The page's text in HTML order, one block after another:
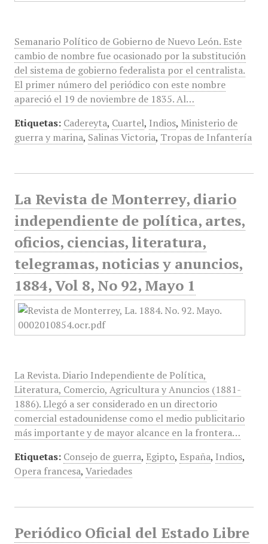
Semanario Político de Gobierno de Nuevo León. Este
cambio de nombre fue ocasionado por la substitución
del sistema de gobierno federalista por el centralista.
El primer número del periódico con este nombre
apareció el 19 de noviembre de 1835. Al…
Etiquetas: Cadereyta, Cuartel, Indios, Ministerio de
guerra y marina, Salinas Victoria, Tropas de Infantería
La Revista de Monterrey, diario
independiente de política, artes,
oficios, ciencias, literatura,
telegramas, noticias y anuncios,
1884, Vol 8, No 92, Mayo 1
La Revista. Diario Independiente de Política,
Literatura, Comercio, Agricultura y Anuncios (1881-
1886). Llegó a ser considerado en un directorio
comercial estadounidense como el medio publicitario
más importante y de mayor alcance en la frontera…
Etiquetas: Consejo de guerra, Egipto, España, Indios,
Opera francesa, Variedades
Periódico Oficial del Estado Libre